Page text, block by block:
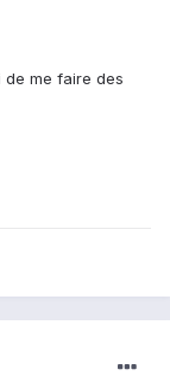
de me faire des